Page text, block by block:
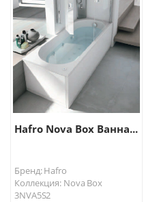
Hafro Nova Box Ванна...
Бренд: Hafro
Коллекция: Nova Box
3NVA5S2